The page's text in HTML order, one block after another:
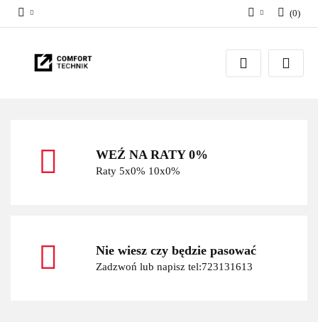
Zaloguj się
Zarejestruj się
(0)
WEŹ NA RATY 0%
Raty 5x0% 10x0%
Nie wiesz czy będzie pasować
Zadzwoń lub napisz tel:723131613